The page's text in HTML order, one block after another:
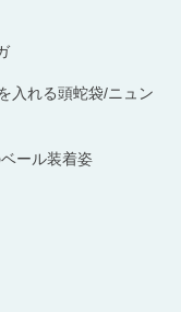
入れる頭蛇袋/ニュン
ール装着姿